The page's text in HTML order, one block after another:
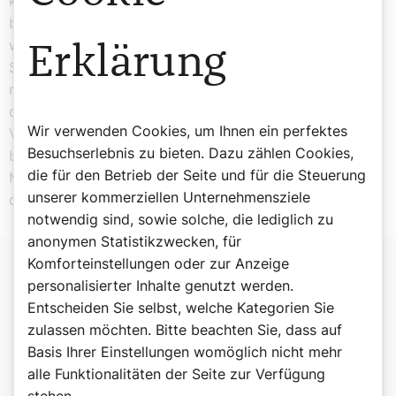
bis hin zur Buckligen Welt und die Großstadt Wien. Das
waren sozusagen die großen Entscheidungen der
Synode. Wichtig war auch, dass man damals die Basis
mitberaten hat lassen. Ich war Pfarrer in Laa und habe
dort erlebt, wie bei der Vorbereitung der Synode die
Vorbereitungstexte der Synode in den kleinsten Pfarren
beraten worden sind. Dieses Mithereinnehmen und
Mitbeteiligen der Basis hat in kürzester Zeit erreicht,
dass diese Erneuerungen so schnell vonstatten gingen.
Erklärung
Wir verwenden Cookies, um Ihnen ein perfektes
Besuchserlebnis zu bieten. Dazu zählen Cookies,
die für den Betrieb der Seite und für die Steuerung
unserer kommerziellen Unternehmensziele
notwendig sind, sowie solche, die lediglich zu
anonymen Statistikzwecken, für
Komforteinstellungen oder zur Anzeige
personalisierter Inhalte genutzt werden.
Entscheiden Sie selbst, welche Kategorien Sie
zulassen möchten. Bitte beachten Sie, dass auf
Basis Ihrer Einstellungen womöglich nicht mehr
alle Funktionalitäten der Seite zur Verfügung